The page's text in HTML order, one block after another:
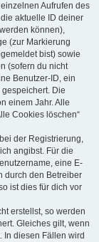
Aufrufen des
aktuelle ID deiner
können),
(zur Markierung
bist) sowie
(sofern du nicht
Benutzer-ID, ein
Die
einem Jahr. Alle
Cookies löschen“
der Registrierung,
angibst. Für die
eine E-
durch den Betreiber
ist dies für dich vor
erstellst, so werden
Gleiches gilt, wenn
In diesen Fällen wird